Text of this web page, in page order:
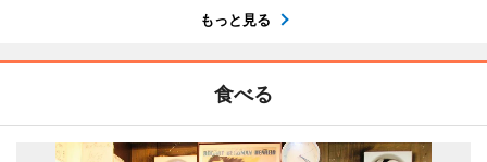
もっと見る
食べる